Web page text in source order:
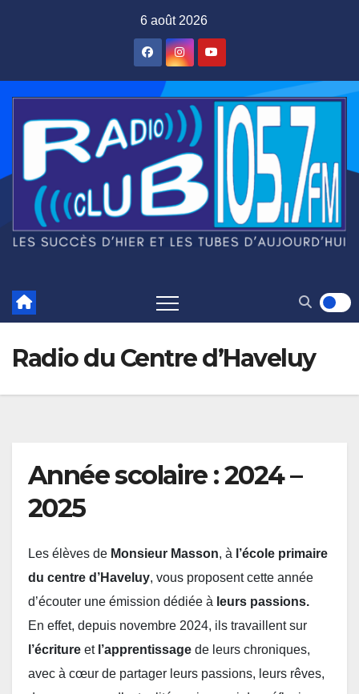
6 août 2026
Radio du Centre d’Haveluy
Année scolaire : 2024 –
2025
Les élèves de Monsieur Masson, à l’école primaire
du centre d’Haveluy, vous proposent cette année
d’écouter une émission dédiée à leurs passions.
En effet, depuis novembre 2024, ils travaillent sur
l’écriture etl’apprentissage de leurs chroniques,
avec à cœur de partager leurs passions, leurs rêves,